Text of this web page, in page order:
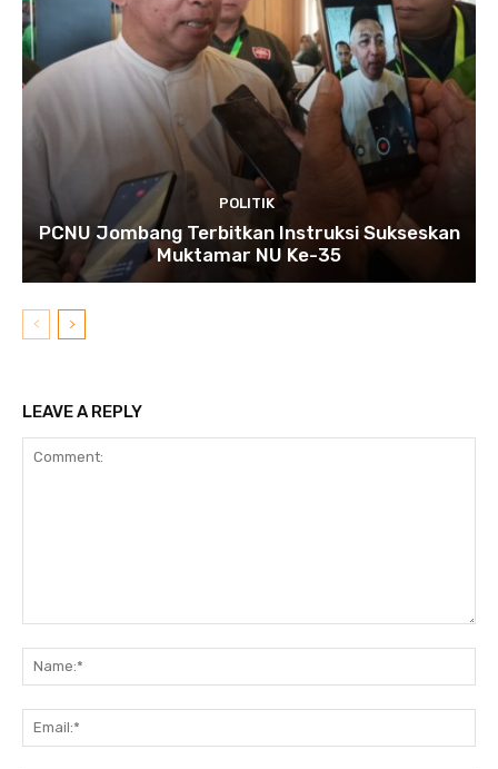
POLITIK
PCNU Jombang Terbitkan Instruksi Sukseskan
Muktamar NU Ke-35
LEAVE A REPLY